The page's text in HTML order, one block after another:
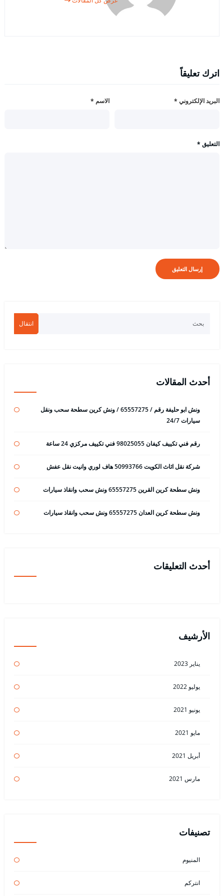
اترك تعليقاً
الاسم * البريد الإلكتروني *
التعليق *
انتقال
أحدث المقالات
ونش ابو حليفة رقم / 65557275 / ونش كرين سطحة سحب ونقل
سيارات 24/7
رقم فني تكييف كيفان 98025055 فني تكييف مركزي 24 ساعة
شركة نقل اثاث الكويت 50993766 هاف لوري وانيت نقل عفش
ونش سطحة كرين القرين 65557275 ونش سحب وانقاذ سيارات
ونش سطحة كرين العدان 65557275 ونش سحب وانقاذ سيارات
أحدث التعليقات
الأرشيف
يناير 2023
يوليو 2022
يونيو 2021
مايو 2021
أبريل 2021
مارس 2021
تصنيفات
المنيوم
انتركم